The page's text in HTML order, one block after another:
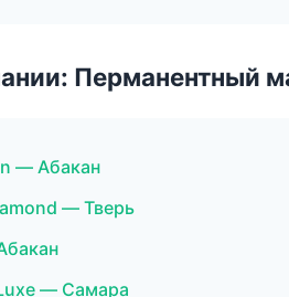
Перманентный
— Абакан
— Тверь
— Самара